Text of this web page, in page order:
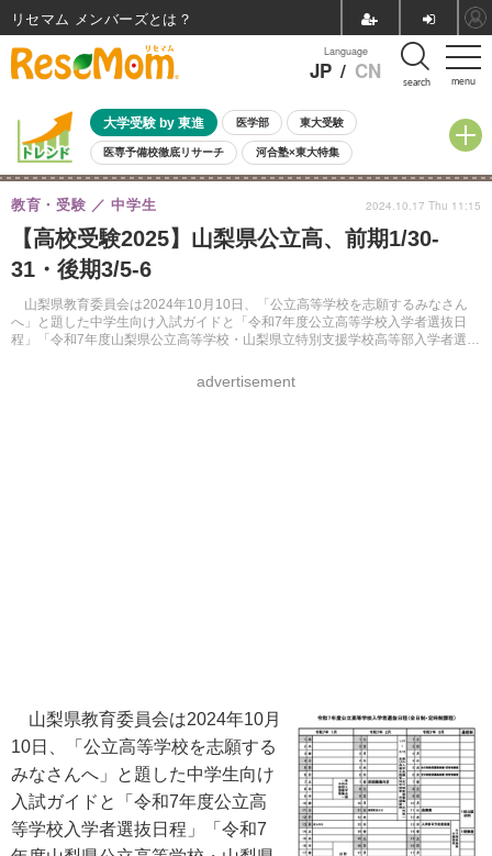
menu
Language
JP / CN search
大学受験 by 東進 医学部 東大受験
医専予備校徹底リサーチ 河合塾×東大特集
親子で考える大学選び 高校受験 中学受験 小学校受験
共通テスト 夏休み
8月開催イベント・WS 全国公立高校 過去問 人気記事
自由研究教材（小学生向け）
【高校受験2025】山梨県公立高、前期1/30-
31・後期3/5-6
山梨県教育委員会は2024年10月10日、「公立高等学校を志願するみなさん
へ」と題した中学生向け入試ガイドと「令和7年度公立高等学校入学者選抜日
程」「令和7年度山梨県公立高等学校・山梨県立特別支援学校高等部入学者選抜
教育・受験 中学生
advertisement
2024.10.17 Thu 11:15
山梨県教育委員会は2024年10月
10日、「公立高等学校を志願する
みなさんへ」と題した中学生向け
入試ガイドと「令和7年度公立高
等学校入学者選抜日程」「令和7
リセマム メンバーズ